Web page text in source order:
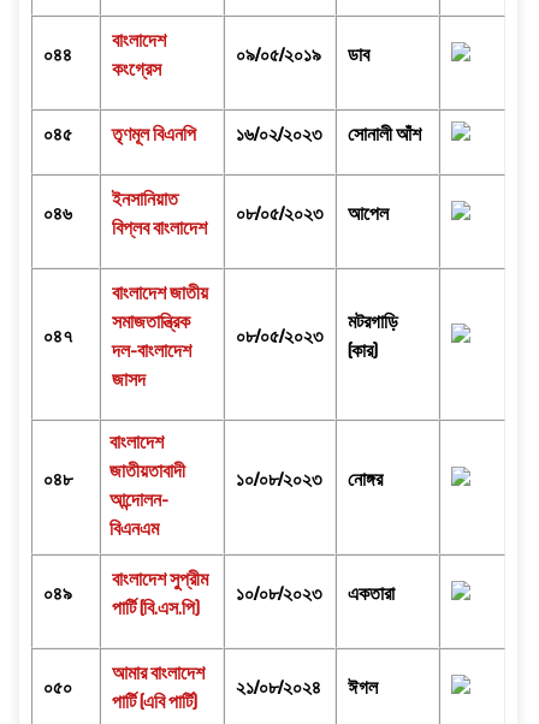
০৪৪
বাংলাদেশ
কংগ্রেস
০৯/০৫/২০১৯ ডাব
০৪৫ তৃণমূল বিএনপি ১৬/০২/২০২৩ সোনালী আঁশ
০৪৬
ইনসানিয়াত
বিপ্লব বাংলাদেশ
০৮/০৫/২০২৩ আপেল
০৪৭
বাংলাদেশ জাতীয়
সমাজতান্ত্রিক
দল-বাংলাদেশ
জাসদ
০৮/০৫/২০২৩
মটরগাড়ি
(কার)
০৪৮
বাংলাদেশ
জাতীয়তাবাদী
আন্দোলন-
বিএনএম
১০/০৮/২০২৩ নোঙ্গর
০৪৯
বাংলাদেশ সুপ্রীম
পার্টি (বি.এস.পি)
১০/০৮/২০২৩ একতারা
০৫০
আমার বাংলাদেশ
পার্টি (এবি পার্টি)
২১/০৮/২০২৪ ঈগল